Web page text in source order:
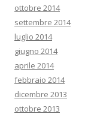
ottobre 2014
settembre 2014
luglio 2014
giugno 2014
aprile 2014
febbraio 2014
dicembre 2013
ottobre 2013